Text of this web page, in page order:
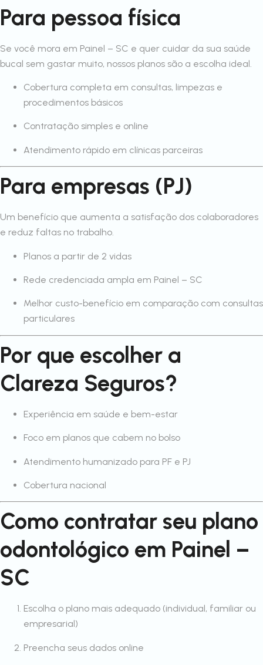
Para pessoa física
Se você mora em Painel – SC e quer cuidar da sua saúde
bucal sem gastar muito, nossos planos são a escolha ideal.
Cobertura completa em consultas, limpezas e
procedimentos básicos
Contratação simples e online
Atendimento rápido em clínicas parceiras
Para empresas (PJ)
Um benefício que aumenta a satisfação dos colaboradores
e reduz faltas no trabalho.
Planos a partir de 2 vidas
Rede credenciada ampla em Painel – SC
Melhor custo-benefício em comparação com consultas
particulares
Por que escolher a
Clareza Seguros?
Experiência em saúde e bem-estar
Foco em planos que cabem no bolso
Atendimento humanizado para PF e PJ
Cobertura nacional
Como contratar seu plano
odontológico em Painel –
SC
Escolha o plano mais adequado (individual, familiar ou
empresarial)
Preencha seus dados online